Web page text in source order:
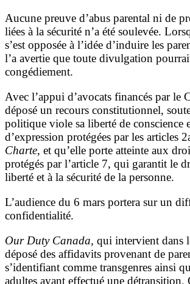
Aucune preuve d’abus parental ni de
liées à la sécurité n’a été soulevée.
s’est opposée à l’idée d’induire les
l’a avertie que toute divulgation
congédiement.
Avec l’appui d’avocats financés par le
déposé un recours constitutionnel,
politique viole sa liberté de conscience
d’expression protégées par les articles
Charte, et qu’elle porte atteinte aux
protégés par l’article 7, qui garantit le
liberté et à la sécurité de la personne.
L’audience du 6 mars portera sur un
confidentialité.
Our Duty Canada, qui intervient dans
déposé des affidavits provenant de
s’identifiant comme transgenres ainsi
adultes ayant effectué une détransition.